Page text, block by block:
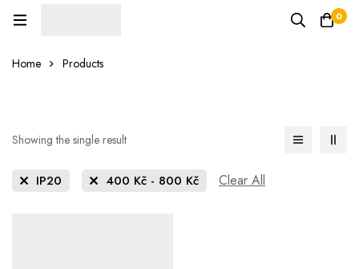
0
Home Products
Showing the single result
IP20 400 Kč - 800 Kč Clear All